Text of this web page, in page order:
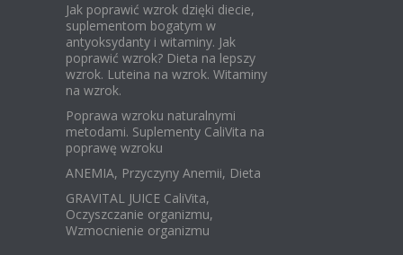
Jak poprawić wzrok dzięki diecie,
suplementom bogatym w
antyoksydanty i witaminy. Jak
poprawić wzrok? Dieta na lepszy
wzrok. Luteina na wzrok. Witaminy
na wzrok.
Poprawa wzroku naturalnymi
metodami. Suplementy CaliVita na
poprawę wzroku
ANEMIA, Przyczyny Anemii, Dieta
GRAVITAL JUICE CaliVita,
Oczyszczanie organizmu,
Wzmocnienie organizmu